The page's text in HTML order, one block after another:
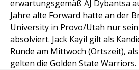
erwartungsgemäß AJ Dybantsa
Jahre alte Forward hatte an der
University in Provo/Utah nur
absolviert. Jack Kayil gilt als
Runde am Mittwoch (Ortszeit),
gelten die Golden State Warriors.